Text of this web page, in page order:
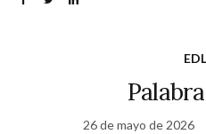
26 de mayo de 2026